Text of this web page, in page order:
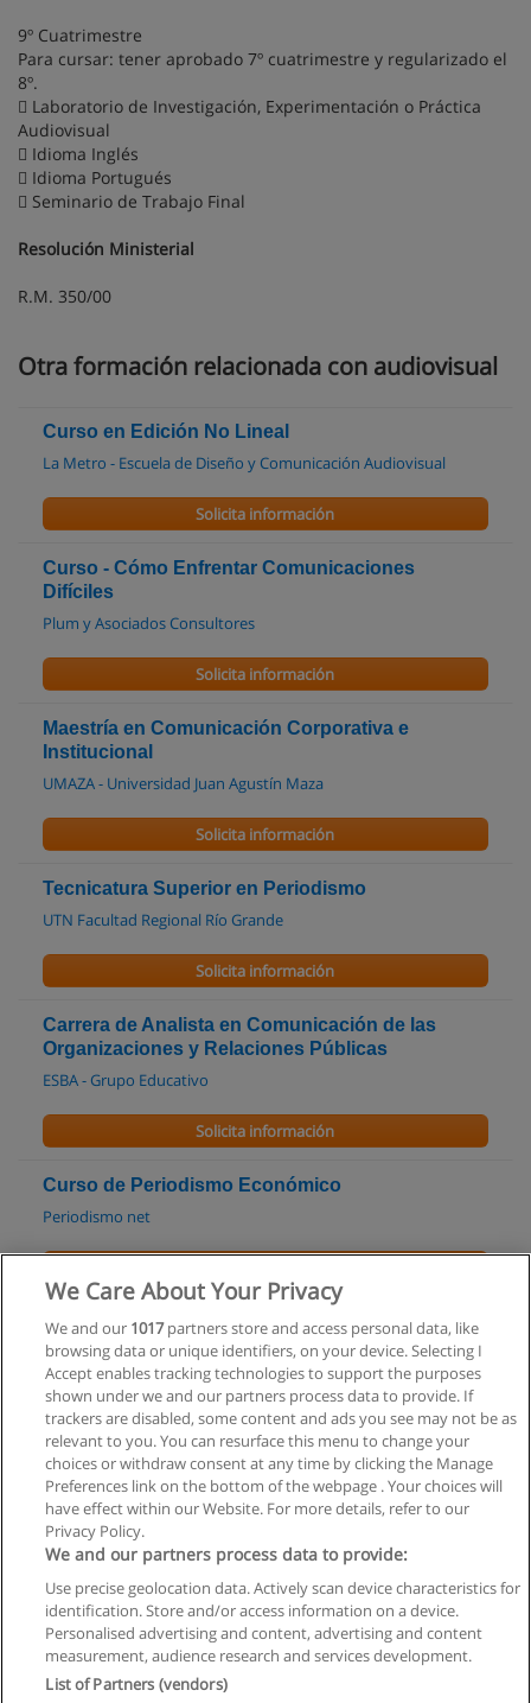
9º Cuatrimestre
Para cursar: tener aprobado 7º cuatrimestre y regularizado el
8º.
 Laboratorio de Investigación, Experimentación o Práctica
Audiovisual
 Idioma Inglés
 Idioma Portugués
 Seminario de Trabajo Final
Resolución Ministerial
R.M. 350/00
Otra formación relacionada con audiovisual
Curso en Edición No Lineal
La Metro - Escuela de Diseño y Comunicación Audiovisual
Solicita información
Curso - Cómo Enfrentar Comunicaciones
Difíciles
Plum y Asociados Consultores
Solicita información
Maestría en Comunicación Corporativa e
Institucional
UMAZA - Universidad Juan Agustín Maza
Solicita información
Tecnicatura Superior en Periodismo
UTN Facultad Regional Río Grande
Solicita información
Carrera de Analista en Comunicación de las
Organizaciones y Relaciones Públicas
ESBA - Grupo Educativo
Solicita información
Curso de Periodismo Económico
Periodismo net
Curso de Periodismo Turístico
Periodismo net
Solicita información
Privacidad de datos
Contactar con Educaedu
Copyright © Educaedu Business S.L. - CIF : B-95610580: -
We Care About Your Privacy
We and our 1017partners store and access personal data, like
browsing data or unique identifiers, on your device. Selecting I
Accept enables tracking technologies to support the purposes
shown under we and our partners process data to provide. If
trackers are disabled, some content and ads you see may not be as
relevant to you. You can resurface this menu to change your
choices or withdraw consent at any time by clicking the Manage
Preferences link on the bottom of the webpage . Your choices will
have effect within our Website. For more details, refer to our
Privacy Policy.
We and our partners process data to provide:
Use precise geolocation data. Actively scan device characteristics for
identification. Store and/or access information on a device.
Personalised advertising and content, advertising and content
measurement, audience research and services development.
List of Partners (vendors)